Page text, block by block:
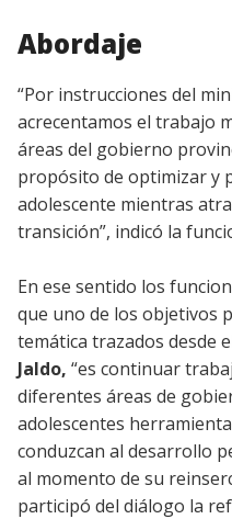
Abordaje
“Por instrucciones del
acrecentamos el trabajo
áreas del gobierno
propósito de optimizar y
adolescente mientras
transición”, indicó la
En ese sentido los
que uno de los objetivos
temática trazados desde
Jaldo, “es continuar
diferentes áreas de
adolescentes
conduzcan al desarrollo
al momento de su
participó del diálogo la